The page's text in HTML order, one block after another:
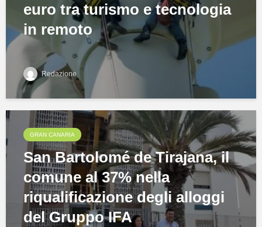
euro tra turismo e tecnologia
in remoto
Redazione
GRAN CANARIA
San Bartolomé de Tirajana, il
comune al 37% nella
riqualificazione degli alloggi
del Gruppo IFA